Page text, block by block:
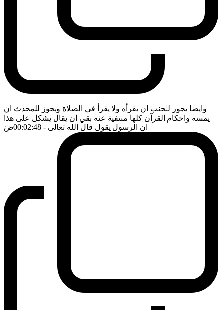
وايضا يجوز للجنب ان يقرأه ولا يقرأ في الصلاة ويجوز للمحدث ان
يمسه واحكام القرآن كلها منتفية عنه بقي ان يقال يشكل على هذا
ان الرسول يقول قال الله تعالى - 00:02:48 ضَ